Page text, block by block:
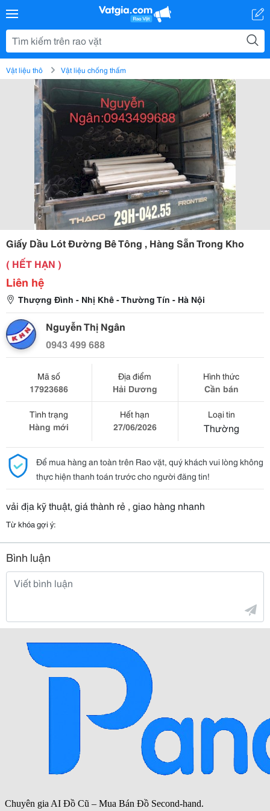
Vật liệu thô Vật liệu chống thấm
Giấy Dầu Lót Đường Bê Tông , Hàng Sẵn Trong Kho
( HẾT HẠN )
Liên hệ
Thượng Đình - Nhị Khê - Thường Tín - Hà Nội
Nguyễn Thị Ngân
0943 499 688
Mã số
17923686
Địa điểm
Hải Dương
Hình thức
Cần bán
Tình trạng
Hàng mới
Hết hạn
27/06/2026
Loại tin
Thường
Để mua hàng an toàn trên Rao vặt, quý khách vui lòng không
thực hiện thanh toán trước cho người đăng tin!
vải địa kỹ thuật, giá thành rẻ , giao hàng nhanh
Từ khóa gợi ý:
Bình luận